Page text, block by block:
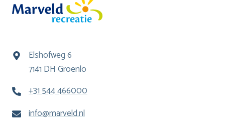
Elshofweg 6
7141 DH Groenlo
+31 544 466000
info@marveld.nl